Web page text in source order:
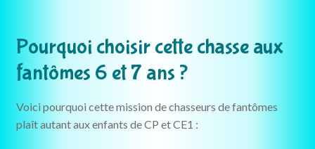
Pourquoi choisir cette chasse aux
fantômes 6 et 7 ans ?
Voici pourquoi cette mission de chasseurs de fantômes
plaît autant aux enfants de CP et CE1 :